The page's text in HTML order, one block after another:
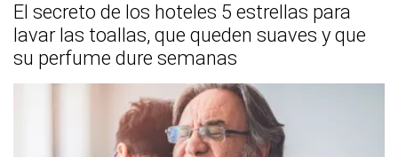
El secreto de los hoteles 5 estrellas para
lavar las toallas, que queden suaves y que
su perfume dure semanas